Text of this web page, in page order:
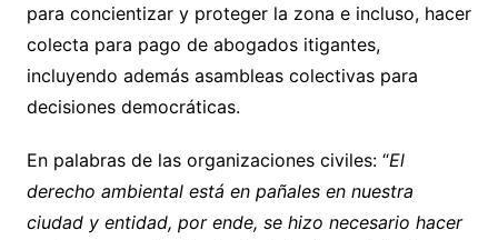
para concientizar y proteger la zona e incluso, hacer
colecta para pago de abogados itigantes,
incluyendo además asambleas colectivas para
decisiones democráticas.
En palabras de las organizaciones civiles: “El
derecho ambiental está en pañales en nuestra
ciudad y entidad, por ende, se hizo necesario hacer